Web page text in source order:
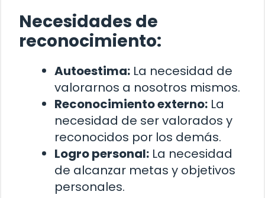
Necesidades de
reconocimiento:
Autoestima: La necesidad de
valorarnos a nosotros mismos.
Reconocimiento externo: La
necesidad de ser valorados y
reconocidos por los demás.
Logro personal: La necesidad
de alcanzar metas y objetivos
personales.